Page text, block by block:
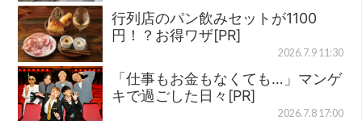
行列店のパン飲みセットが1100
円！？お得ワザ[PR]
2026.7.9 11:30
「仕事もお金もなくても…」マンゲ
キで過ごした日々[PR]
2026.7.8 17:00